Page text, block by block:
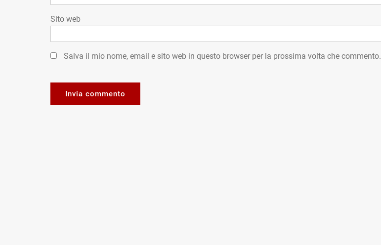
Sito web
Salva il mio nome, email e sito web in questo browser per la prossima volta che commento.